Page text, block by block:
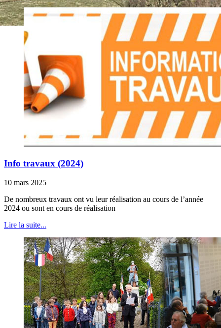
Info travaux (2024)
10 mars 2025
De nombreux travaux ont vu leur réalisation au cours de l’année
2024 ou sont en cours de réalisation
Lire la suite...